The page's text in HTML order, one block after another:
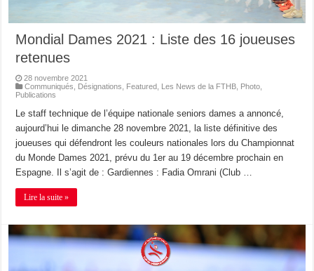
Mondial Dames 2021 : Liste des 16 joueuses
retenues
28 novembre 2021
Communiqués
Désignations Featured Les News de la FTHB Photo
Publications
Le staff technique de l’équipe nationale seniors dames a annoncé,
aujourd’hui le dimanche 28 novembre 2021, la liste définitive des
joueuses qui défendront les couleurs nationales lors du Championnat
du Monde Dames 2021, prévu du 1er au 19 décembre prochain en
Espagne. Il s’agit de : Gardiennes : Fadia Omrani (Club …
Lire la suite »